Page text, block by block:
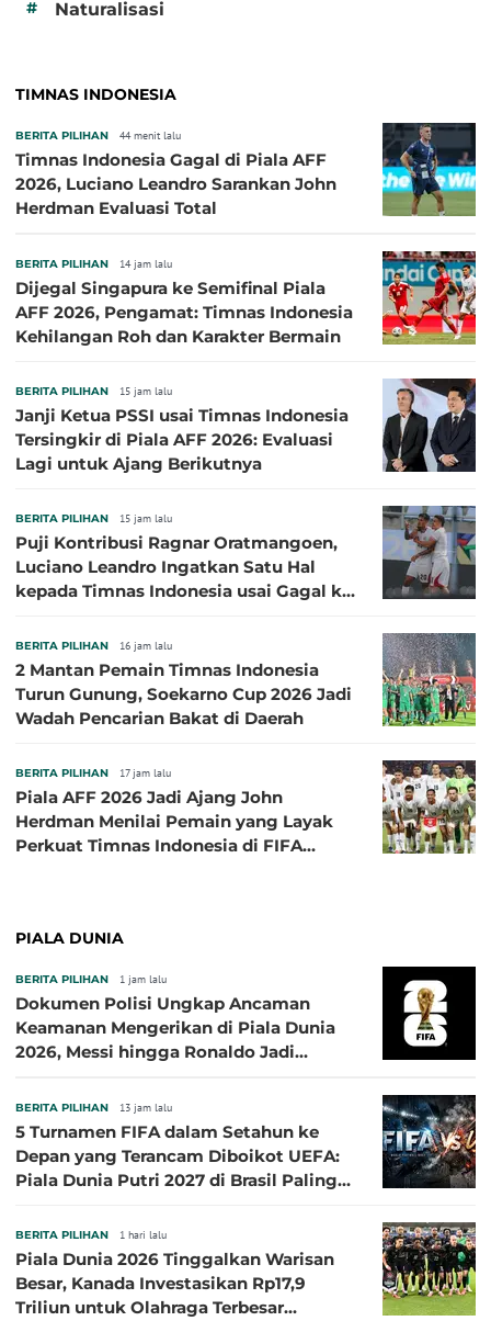
# Naturalisasi
TIMNAS INDONESIA
BERITA PILIHAN 44 menit lalu
Timnas Indonesia Gagal di Piala AFF
2026, Luciano Leandro Sarankan John
Herdman Evaluasi Total
BERITA PILIHAN 14 jam lalu
Dijegal Singapura ke Semifinal Piala
AFF 2026, Pengamat: Timnas Indonesia
Kehilangan Roh dan Karakter Bermain
BERITA PILIHAN 15 jam lalu
Janji Ketua PSSI usai Timnas Indonesia
Tersingkir di Piala AFF 2026: Evaluasi
Lagi untuk Ajang Berikutnya
BERITA PILIHAN 15 jam lalu
Puji Kontribusi Ragnar Oratmangoen,
Luciano Leandro Ingatkan Satu Hal
kepada Timnas Indonesia usai Gagal ke
BERITA PILIHAN 16 jam lalu
2 Mantan Pemain Timnas Indonesia
Turun Gunung, Soekarno Cup 2026 Jadi
Wadah Pencarian Bakat di Daerah
BERITA PILIHAN 17 jam lalu
Piala AFF 2026 Jadi Ajang John
Herdman Menilai Pemain yang Layak
Perkuat Timnas Indonesia di FIFA
PIALA DUNIA
BERITA PILIHAN 1 jam lalu
Dokumen Polisi Ungkap Ancaman
Keamanan Mengerikan di Piala Dunia
2026, Messi hingga Ronaldo Jadi
BERITA PILIHAN 13 jam lalu
5 Turnamen FIFA dalam Setahun ke
Depan yang Terancam Diboikot UEFA:
Piala Dunia Putri 2027 di Brasil Paling
BERITA PILIHAN 1 hari lalu
Piala Dunia 2026 Tinggalkan Warisan
Besar, Kanada Investasikan Rp17,9
Triliun untuk Olahraga Terbesar